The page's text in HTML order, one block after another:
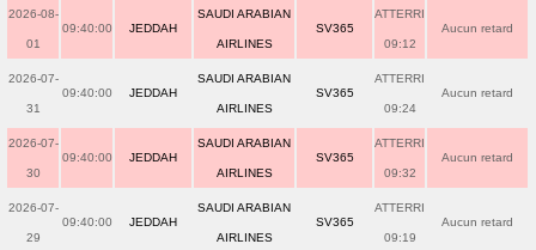
2026-08-
01
09:40:00 JEDDAH
SAUDI ARABIAN
AIRLINES
SV365
ATTERRI
09:12
Aucun retard
2026-07-
31
09:40:00 JEDDAH
SAUDI ARABIAN
AIRLINES
SV365
ATTERRI
09:24
Aucun retard
2026-07-
30
09:40:00 JEDDAH
SAUDI ARABIAN
AIRLINES
SV365
ATTERRI
09:32
Aucun retard
2026-07-
29
09:40:00 JEDDAH
SAUDI ARABIAN
AIRLINES
SV365
ATTERRI
09:19
Aucun retard